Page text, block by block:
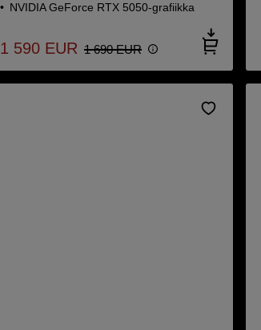
NVIDIA GeForce RTX 5050-grafiikka
1 590 EUR 1 690 EUR